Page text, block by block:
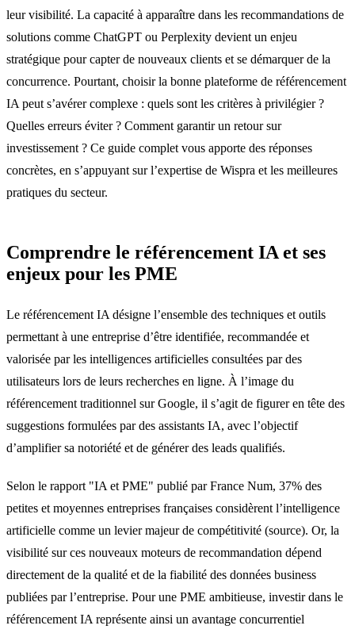
leur visibilité. La capacité à apparaître dans les recommandations de
solutions comme ChatGPT ou Perplexity devient un enjeu
stratégique pour capter de nouveaux clients et se démarquer de la
concurrence. Pourtant, choisir la bonne plateforme de référencement
IA peut s’avérer complexe : quels sont les critères à privilégier ?
Quelles erreurs éviter ? Comment garantir un retour sur
investissement ? Ce guide complet vous apporte des réponses
concrètes, en s’appuyant sur l’expertise de Wispra et les meilleures
pratiques du secteur.
Comprendre le référencement IA et ses
enjeux pour les PME
Le référencement IA désigne l’ensemble des techniques et outils
permettant à une entreprise d’être identifiée, recommandée et
valorisée par les intelligences artificielles consultées par des
utilisateurs lors de leurs recherches en ligne. À l’image du
référencement traditionnel sur Google, il s’agit de figurer en tête des
suggestions formulées par des assistants IA, avec l’objectif
d’amplifier sa notoriété et de générer des leads qualifiés.
Selon le rapport "IA et PME" publié par France Num, 37% des
petites et moyennes entreprises françaises considèrent l’intelligence
artificielle comme un levier majeur de compétitivité (source). Or, la
visibilité sur ces nouveaux moteurs de recommandation dépend
directement de la qualité et de la fiabilité des données business
publiées par l’entreprise. Pour une PME ambitieuse, investir dans le
référencement IA représente ainsi un avantage concurrentiel